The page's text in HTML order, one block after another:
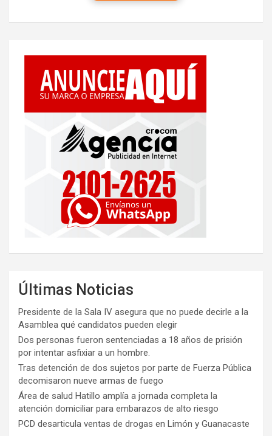
Últimas Noticias
Presidente de la Sala IV asegura que no puede decirle a la
Asamblea qué candidatos pueden elegir
Dos personas fueron sentenciadas a 18 años de prisión
por intentar asfixiar a un hombre.
Tras detención de dos sujetos por parte de Fuerza Pública
decomisaron nueve armas de fuego
Área de salud Hatillo amplía a jornada completa la
atención domiciliar para embarazos de alto riesgo
PCD desarticula ventas de drogas en Limón y Guanacaste